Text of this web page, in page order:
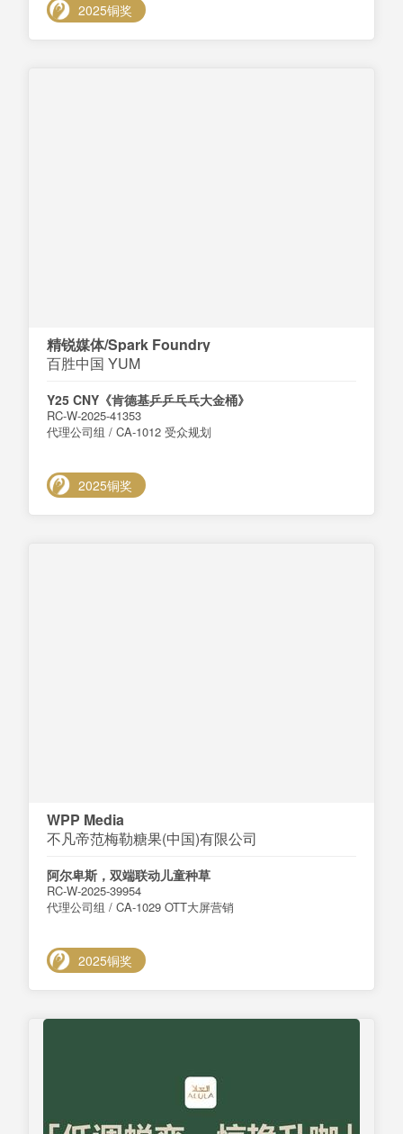
2025铜奖
精锐媒体/Spark Foundry
百胜中国 YUM
Y25 CNY《肯德基乒乒乓乓大金桶》
RC-W-2025-41353
代理公司组 / CA-1012 受众规划
2025铜奖
WPP Media
不凡帝范梅勒糖果(中国)有限公司
阿尔卑斯，双端联动儿童种草
RC-W-2025-39954
代理公司组 / CA-1029 OTT大屏营销
2025铜奖